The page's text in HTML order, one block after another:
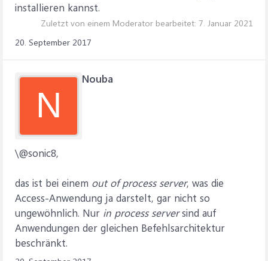
installieren kannst.
Zuletzt von einem Moderator bearbeitet: 7. Januar 2021
20. September 2017
N
Nouba
\@sonic8,
das ist bei einem out of process server, was die
Access-Anwendung ja darstelt, gar nicht so
ungewöhnlich. Nur in process serversind auf
Anwendungen der gleichen Befehlsarchitektur
beschränkt.